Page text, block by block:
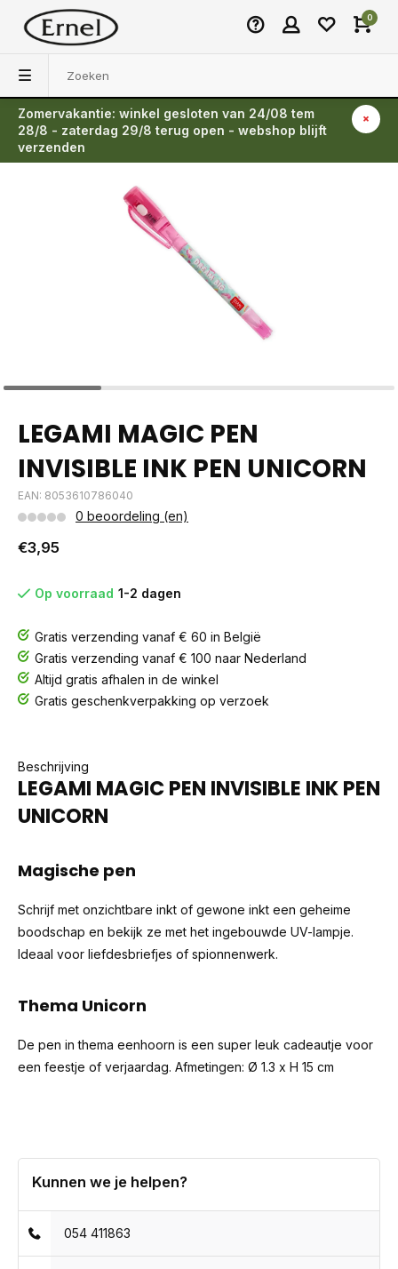
0
Zomervakantie: winkel gesloten van 24/08 tem
28/8 - zaterdag 29/8 terug open - webshop blijft
verzenden
Terug
LEGAMI MAGIC PEN
INVISIBLE INK PEN UNICORN
EAN: 8053610786040
0 beoordeling (en)
€3,95
Op voorraad 1-2 dagen
Gratis verzending vanaf € 60 in België
Gratis verzending vanaf € 100 naar Nederland
Altijd gratis afhalen in de winkel
Gratis geschenkverpakking op verzoek
Beschrijving
LEGAMI MAGIC PEN INVISIBLE INK PEN
UNICORN
Magische pen
Schrijf met onzichtbare inkt of gewone inkt een geheime
boodschap en bekijk ze met het ingebouwde UV-lampje.
Ideaal voor liefdesbriefjes of spionnenwerk.
Thema Unicorn
De pen in thema eenhoorn is een super leuk cadeautje voor
een feestje of verjaardag. Afmetingen: Ø 1.3 x H 15 cm
Kunnen we je helpen?
054 411863